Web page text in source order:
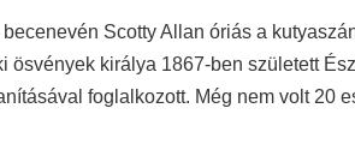
Scotty Allan óriás a
ösvények királya 1867-ben született
foglalkozott. Még nem volt 20